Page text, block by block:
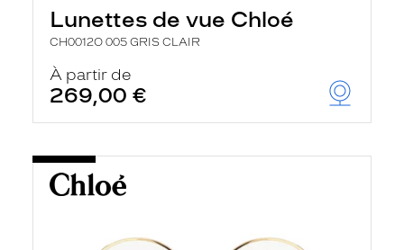
Lunettes de vue Chloé
CH0012O 005 GRIS CLAIR
À partir de
269,00 €